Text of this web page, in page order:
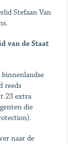
Stefaan Van
van de Staat
reeds
23 extra
die
naar de